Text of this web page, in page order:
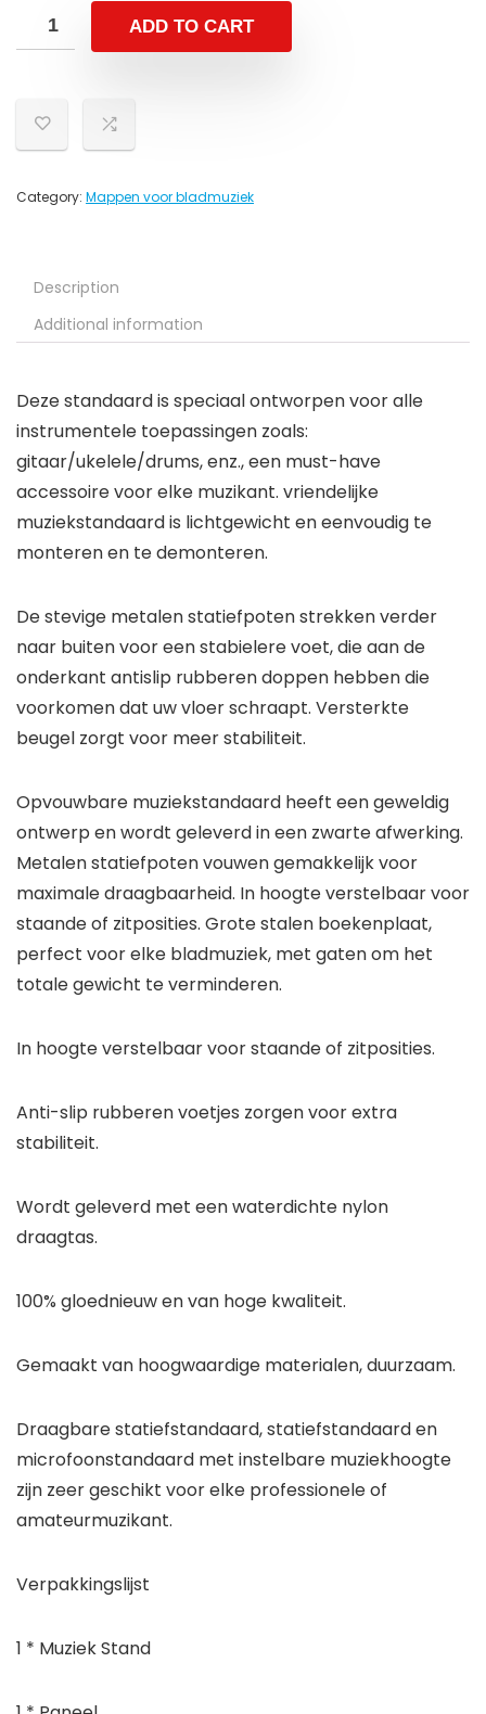
ADD TO CART
Category: Mappen voor bladmuziek
Description
Additional information
Deze standaard is speciaal ontworpen voor alle
instrumentele toepassingen zoals:
gitaar/ukelele/drums, enz., een must-have
accessoire voor elke muzikant. vriendelijke
muziekstandaard is lichtgewicht en eenvoudig te
monteren en te demonteren.
De stevige metalen statiefpoten strekken verder
naar buiten voor een stabielere voet, die aan de
onderkant antislip rubberen doppen hebben die
voorkomen dat uw vloer schraapt. Versterkte
beugel zorgt voor meer stabiliteit.
Opvouwbare muziekstandaard heeft een geweldig
ontwerp en wordt geleverd in een zwarte afwerking.
Metalen statiefpoten vouwen gemakkelijk voor
maximale draagbaarheid. In hoogte verstelbaar voor
staande of zitposities. Grote stalen boekenplaat,
perfect voor elke bladmuziek, met gaten om het
totale gewicht te verminderen.
In hoogte verstelbaar voor staande of zitposities.
Anti-slip rubberen voetjes zorgen voor extra
stabiliteit.
Wordt geleverd met een waterdichte nylon
draagtas.
100% gloednieuw en van hoge kwaliteit.
Gemaakt van hoogwaardige materialen, duurzaam.
Draagbare statiefstandaard, statiefstandaard en
microfoonstandaard met instelbare muziekhoogte
zijn zeer geschikt voor elke professionele of
amateurmuzikant.
Verpakkingslijst
1 * Muziek Stand